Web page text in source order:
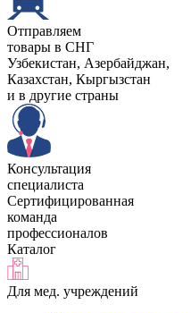
Отправляем
товары в СНГ
Узбекистан, Aзербайджан,
Казахстан, Кыргызстан
и в другие страны
Консультация
специалиста
Сертифицированная
команда
профессионалов
Каталог
Для мед. учреждений